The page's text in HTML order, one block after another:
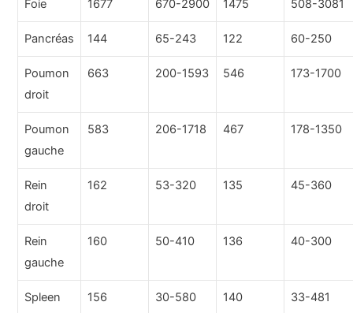
Foie 1677 670-2900 1475 508-3081
Pancréas 144 65-243 122 60-250
Poumon
droit
663 200-1593 546 173-1700
Poumon
gauche
583 206-1718 467 178-1350
Rein
droit
162 53-320 135 45-360
Rein
gauche
160 50-410 136 40-300
Spleen 156 30-580 140 33-481